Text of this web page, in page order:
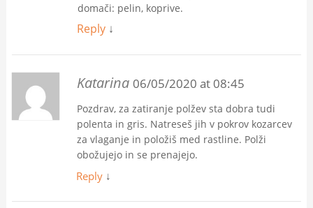
domači: pelin, koprive.
Reply ↓
Katarina 06/05/2020 at 08:45
Pozdrav, za zatiranje polžev sta dobra tudi
polenta in gris. Natreseš jih v pokrov kozarcev
za vlaganje in položiš med rastline. Polži
obožujejo in se prenajejo.
Reply ↓